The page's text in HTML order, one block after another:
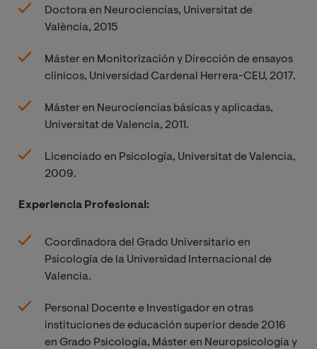
Doctora en Neurociencias, Universitat de
València, 2015
Máster en Monitorización y Dirección de ensayos
clínicos, Universidad Cardenal Herrera-CEU, 2017.
Máster en Neurociencias básicas y aplicadas,
Universitat de Valencia, 2011.
Licenciado en Psicología, Universitat de Valencia,
2009.
Experiencia Profesional:
Coordinadora del Grado Universitario en
Psicología de la Universidad Internacional de
Valencia.
Personal Docente e Investigador en otras
instituciones de educación superior desde 2016
en Grado Psicología, Máster en Neuropsicología y